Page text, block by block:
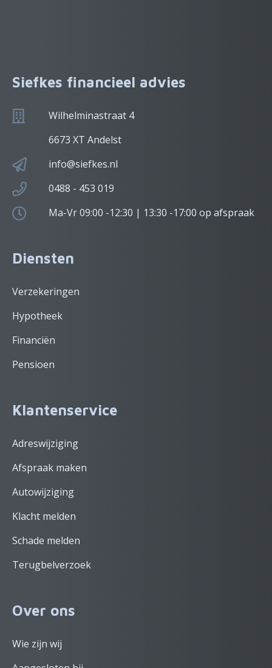
Siefkes financieel advies
Wilhelminastraat 4
6673 XT Andelst
info@siefkes.nl
0488 - 453 019
Ma-Vr 09:00 -12:30 | 13:30 -17:00 op afspraak
Diensten
Verzekeringen
Hypotheek
Financiën
Pensioen
Klantenservice
Adreswijziging
Afspraak maken
Autowijziging
Klacht melden
Schade melden
Terugbelverzoek
Over ons
Wie zijn wij